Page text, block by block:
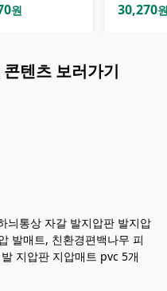
원
30,270
텐츠 보러가기
늬통상 자갈 발지압판 발지압
발매트, 친환경편백나무 피
지압판 지압매트 pvc 5개